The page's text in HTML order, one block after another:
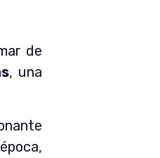
de
, una